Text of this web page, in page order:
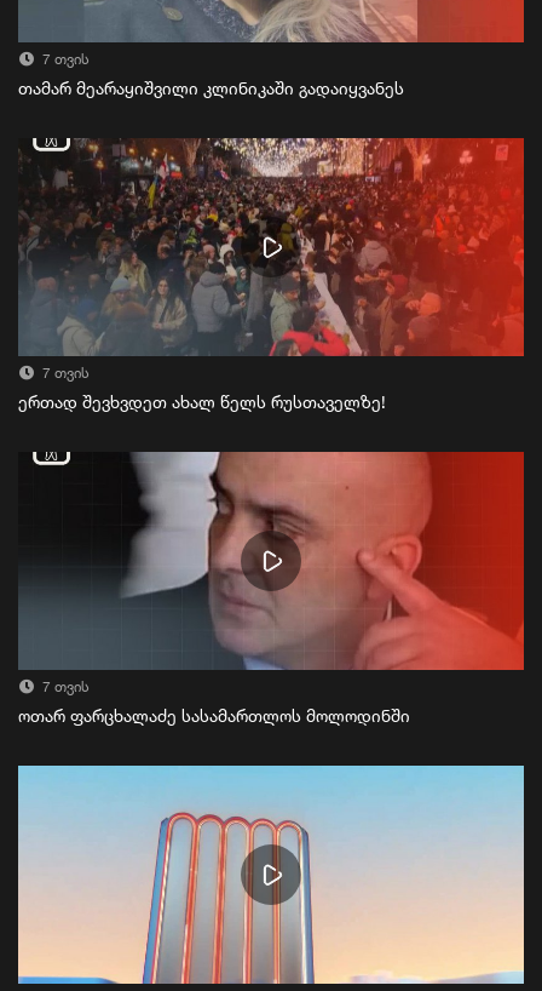
7 თვის
თამარ მეარაყიშვილი კლინიკაში გადაიყვანეს
7 თვის
ერთად შევხვდეთ ახალ წელს რუსთაველზე!
7 თვის
ოთარ ფარცხალაძე სასამართლოს მოლოდინში